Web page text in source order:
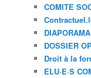
COMITE
DOSSIER
Droit à la
ELU·E·S